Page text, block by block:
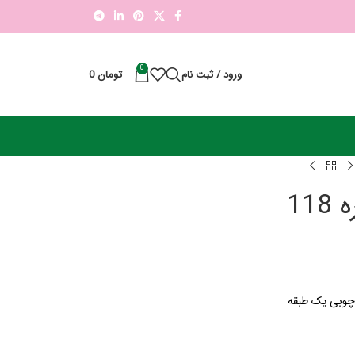
ورود / ثبت نام 0 تومان0